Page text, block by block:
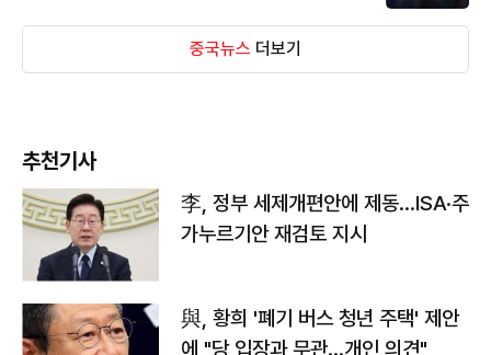
중국뉴스 더보기
추천기사
李, 정부 세제개편안에 제동…ISA·주
가누르기안 재검토 지시
與, 황희 '폐기 버스 청년 주택' 제안
에 "당 입장과 무관…개인 의견"